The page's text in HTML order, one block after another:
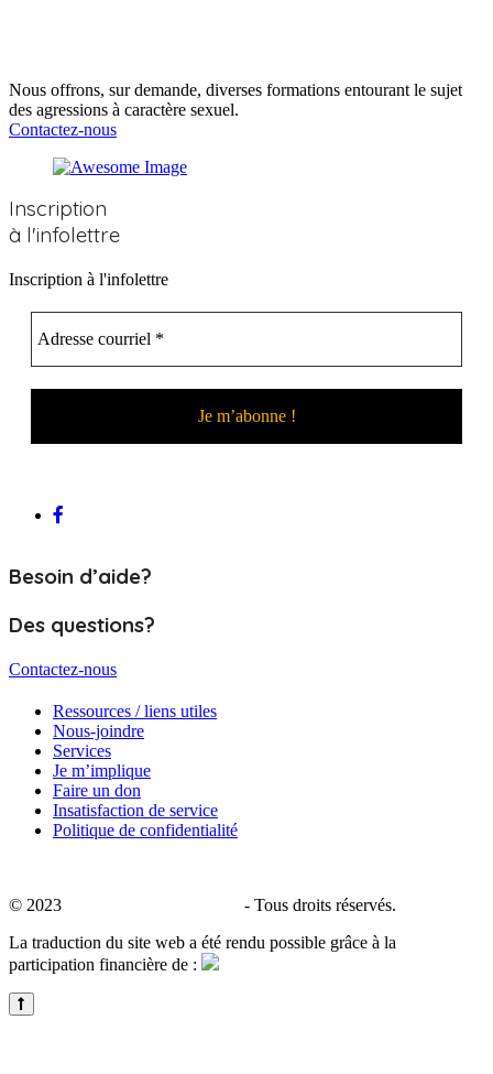
Nous offrons, sur demande, diverses formations entourant le sujet
des agressions à caractère sexuel.
Contactez-nous
Inscription
à l'infolettre
Inscription à l'infolettre
Besoin d’aide?
Des questions?
Contactez-nous
Ressources / liens utiles
Nous-joindre
Services
Je m’implique
Faire un don
Insatisfaction de service
Politique de confidentialité
© 2023
- Tous droits réservés.
La traduction du site web a été rendu possible grâce à la
participation financière de :